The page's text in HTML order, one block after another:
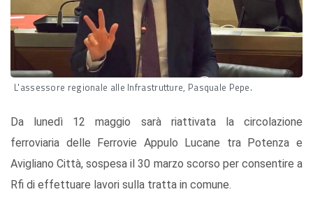
L'assessore regionale alle Infrastrutture, Pasquale Pepe.
Da lunedì 12 maggio sarà riattivata la circolazione
ferroviaria delle Ferrovie Appulo Lucane tra Potenza e
Avigliano Città, sospesa il 30 marzo scorso per consentire a
Rfi di effettuare lavori sulla tratta in comune.